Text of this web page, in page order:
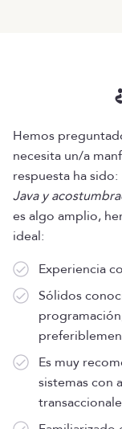
Hemos
necesita un/a
respuesta ha sido:
Java y
es algo amplio,
ideal:
Experiencia
Sólidos
Es muy
sistemas con